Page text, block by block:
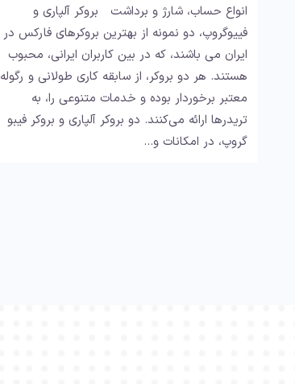
انواع حساب، شارژ و برداشت بروکر آلپاری و
فییوگروپ، دو نمونه از بهترین بروکرهای فارکس در
ایران می باشند، که در بین کاربران ایرانی، محبوب
هستند. هر دو بروکر، از سابقه کاری طولانی و رگوله
معتبر برخوردار بوده و خدمات متنوعی را، به
تریدرها ارائه می‌کنند. دو بروکر آلپاری و بروکر فیبو
گروپ، در امکانات و…